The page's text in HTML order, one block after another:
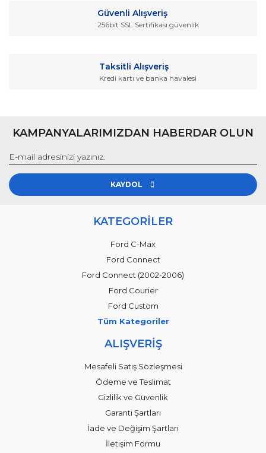
Güvenli Alışveriş
256bit SSL Sertifikası güvenlik
Taksitli Alışveriş
Kredi kartı ve banka havalesi
KAMPANYALARIMIZDAN HABERDAR OLUN
KAYDOL
KATEGORİLER
Ford C-Max
Ford Connect
Ford Connect (2002-2006)
Ford Courier
Ford Custom
Tüm Kategoriler
ALIŞVERİŞ
Mesafeli Satış Sözleşmesi
Ödeme ve Teslimat
Gizlilik ve Güvenlik
Garanti Şartları
İade ve Değişim Şartları
İletişim Formu